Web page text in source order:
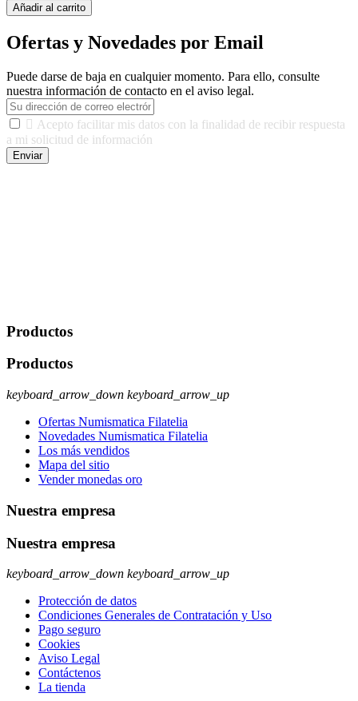
Añadir al carrito
Ofertas y Novedades por Email
Puede darse de baja en cualquier momento. Para ello, consulte
nuestra información de contacto en el aviso legal.
 Acepto facilitar mis datos con la finalidad de recibir respuesta
a mi solicitud de información
Enviar
Productos
Productos
keyboard_arrow_down keyboard_arrow_up
Ofertas Numismatica Filatelia
Novedades Numismatica Filatelia
Los más vendidos
Mapa del sitio
Vender monedas oro
Nuestra empresa
Nuestra empresa
keyboard_arrow_down keyboard_arrow_up
Protección de datos
Condiciones Generales de Contratación y Uso
Pago seguro
Cookies
Aviso Legal
Contáctenos
La tienda